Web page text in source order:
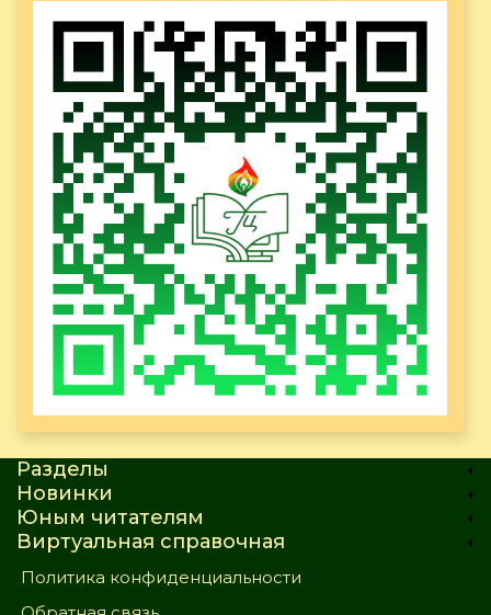
Разделы
Новинки
Юным читателям
Виртуальная справочная
Политика конфиденциальности